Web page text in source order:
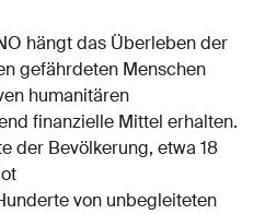
hängt das Überleben der
gefährdeten Menschen
humanitären
finanzielle Mittel erhalten.
der Bevölkerung, etwa 18
von unbegleiteten